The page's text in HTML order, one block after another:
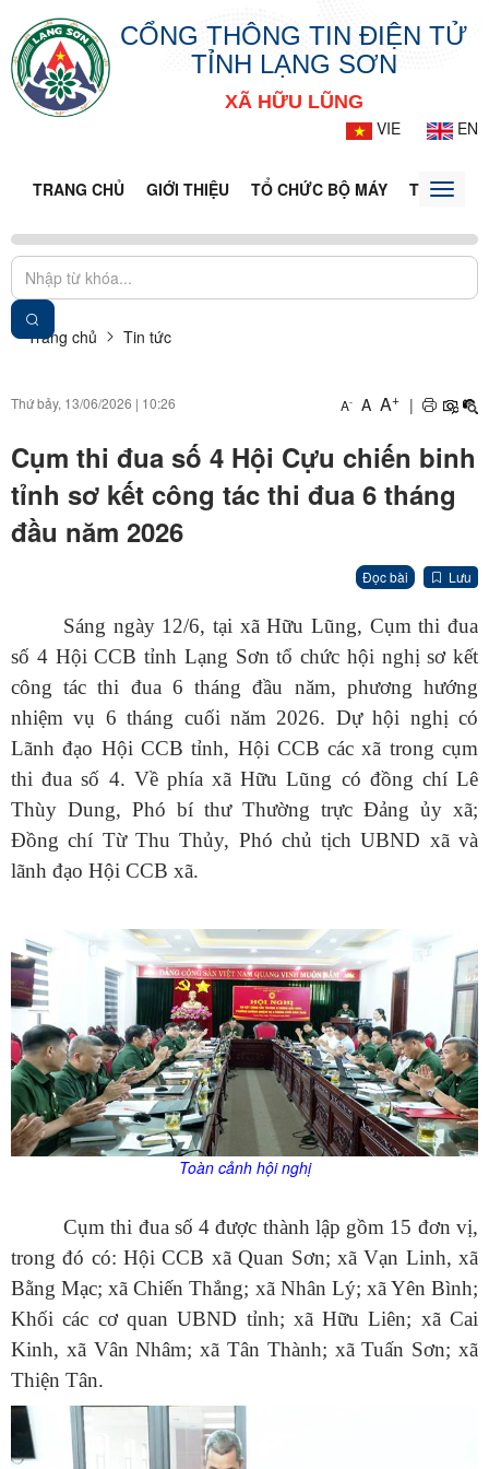
CỔNG THÔNG TIN ĐIỆN TỬ
TỈNH LẠNG SƠN
XÃ HỮU LŨNG
VIE
EN
TRANG CHỦ GIỚI THIỆU TỔ CHỨC BỘ MÁY TIN TỨC -
Toggle
Trang chủ Tin tức
Thứ bảy, 13/06/2026 | 10:26 A- A A+ |
Cụm thi đua số 4 Hội Cựu chiến binh
tỉnh sơ kết công tác thi đua 6 tháng
đầu năm 2026
Đọc bài Lưu
Sáng ngày 12/6, tại xã Hữu Lũng, Cụm thi đua
số 4 Hội CCB tỉnh Lạng Sơn tổ chức hội nghị sơ kết
công tác thi đua 6 tháng đầu năm, phương hướng
nhiệm vụ 6 tháng cuối năm 2026. Dự hội nghị có
Lãnh đạo Hội CCB tỉnh, Hội CCB các xã trong cụm
thi đua số 4. Về phía xã Hữu Lũng có đồng chí Lê
Thùy Dung, Phó bí thư Thường trực Đảng ủy xã;
Đồng chí Từ Thu Thủy, Phó chủ tịch UBND xã và
lãnh đạo Hội CCB xã.
Toàn cảnh hội nghị
Cụm thi đua số 4 được thành lập gồm 15 đơn vị,
trong đó có:Hội CCB xãQuan Sơn; xã Vạn Linh, xã
BằngMạc; xã Chiến Thắng; xã Nhân Lý; xã Yên Bình;
Khối các cơ quan UBND tỉnh; xã Hữu Liên; xã Cai
Kinh, xã Vân Nhâm; xã Tân Thành; xã Tuấn Sơn; xã
Thiện Tân.